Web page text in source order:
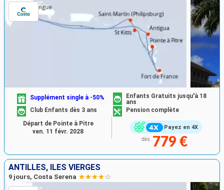
Payez en 4X
Supplément single à -50%
Enfants Gratuits jusqu'à 18
ans
Club Enfants dès 3 ans
Pension complète
dès 779 €
Départ de Pointe à Pitre
ven. 11 févr. 2028
ANTILLES, ILES VIERGES
9 jours, Costa Serena